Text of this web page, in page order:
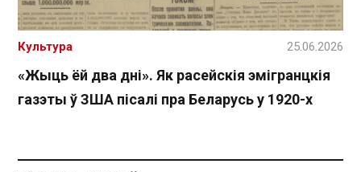
«Жыць ёй два дні». Як расейскія эмігранцкія
газэты ў ЗША пісалі пра Беларусь у 1920-х
Культура 25.06.2026